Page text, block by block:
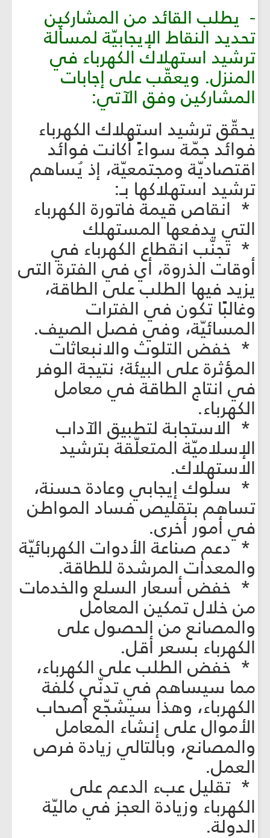
- يطلب القائد من المشاركين
تحديد النقاط الإيجابيّة لمسألة
ترشيد استهلاك الكهرباء في
المنزل. ويعقّب على إجابات
المشاركين وفق الآتي:
يحقّق ترشيد استهلاك الكهرباء
فوائد جمّة سواءً أكانت فوائد
اقتصاديّة ومجتمعيّة، إذ يُساهم
ترشيد استهلاكها بـ:
* انقاص قيمة فاتورة الكهرباء
التي يدفعها المستهلك
* تجنّب انقطاع الكهرباء في
أوقات الذروة، أي في الفترة التى
يزيد فيها الطلب على الطاقة،
وغالبًا تكون في الفترات
المسائيّة، وفي فصل الصيف.
* خفض التلوث والانبعاثات
المؤثرة على البيئة؛ نتيجة الوفر
في انتاج الطاقة في معامل
الكهرباء.
* الاستجابة لتطبيق الآداب
الإسلاميّة المتعلّقة بترشيد
الاستهلاك.
* سلوك إيجابي وعادة حسنة،
تساهم بتقليص فساد المواطن
في أمور أخرى.
* دعم صناعة الأدوات الكهربائيّة
والمعدات المرشدة للطاقة.
* خفض أسعار السلع والخدمات
من خلال تمكين المعامل
والمصانع من الحصول على
الكهرباء بسعر أقل.
* خفض الطلب على الكهرباء،
مما سيساهم في تدنّي كلفة
الكهرباء، وهذا سيشجّع أصحاب
الأموال على إنشاء المعامل
والمصانع، وبالتالي زيادة فرص
العمل.
* تقليل عبء الدعم على
الكهرباء وزيادة العجز في ماليّة
الدولة.